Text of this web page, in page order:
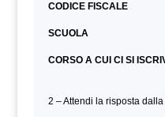
CODICE FISCALE
SCUOLA
CORSO A CUI CI SI
2 – Attendi la risposta